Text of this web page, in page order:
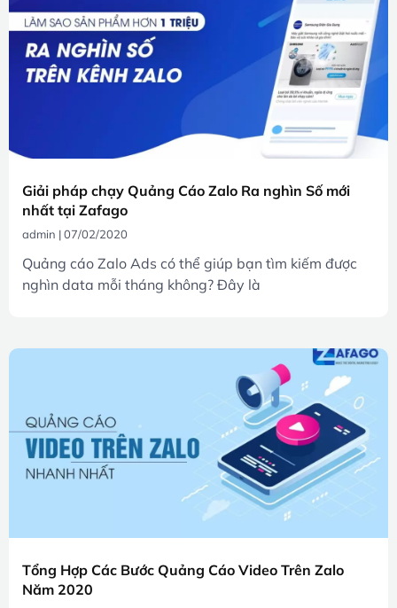
Giải pháp chạy Quảng Cáo Zalo Ra nghìn Số mới
nhất tại Zafago
admin 07/02/2020
Quảng cáo Zalo Ads có thể giúp bạn tìm kiếm được
nghìn data mỗi tháng không? Đây là
Tổng Hợp Các Bước Quảng Cáo Video Trên Zalo
Năm 2020